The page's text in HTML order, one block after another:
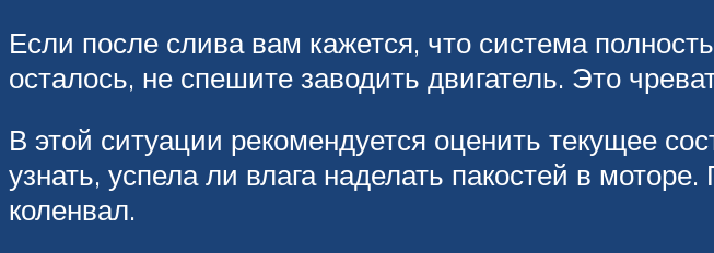
Если после слива вам кажется, что система
осталось, не спешите заводить двигатель. Это
В этой ситуации рекомендуется оценить текущее
узнать, успела ли влага наделать пакостей в
коленвал.